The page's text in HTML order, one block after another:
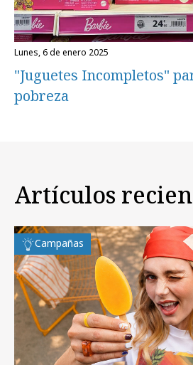
lunes, 6 de enero 2025
"Juguetes Incompletos"
pobreza
Artículos
Campañas